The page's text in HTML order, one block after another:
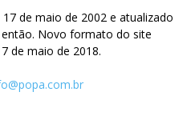
de maio de 2002 e atualizado
Novo formato do site
de maio de 2018.